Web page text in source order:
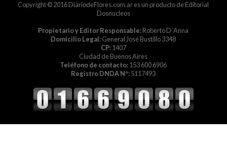
Copyright © 2016 DiariodeFlores.com.ar es un producto de Editorial
Dosnucleos
Propietario y Editor Responsable:Roberto D´Anna
Domicilio Legal:General José Bustillo 3348
CP:1407
Ciudad de Buenos Aires
Teléfono de contacto:153 600 6906
Registro DNDA Nº:5117493